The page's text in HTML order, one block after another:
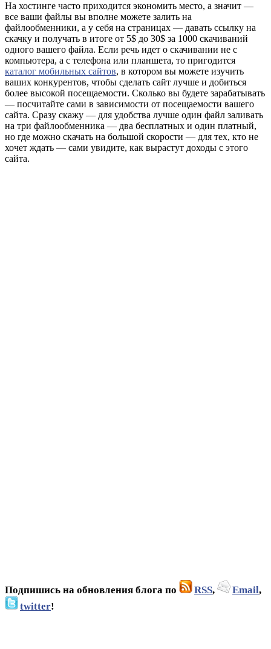
На хостинге часто приходится экономить место, а значит —
все ваши файлы вы вполне можете залить на
файлообменники, а у себя на страницах — давать ссылку на
скачку и получать в итоге от 5$ до 30$ за 1000 скачиваний
одного вашего файла. Если речь идет о скачивании не с
компьютера, а с телефона или планшета, то пригодится
каталог мобильных сайтов, в котором вы можете изучить
ваших конкурентов, чтобы сделать сайт лучше и добиться
более высокой посещаемости. Сколько вы будете зарабатывать
— посчитайте сами в зависимости от посещаемости вашего
сайта. Сразу скажу — для удобства лучше один файл заливать
на три файлообменника — два бесплатных и один платный,
но где можно скачать на большой скорости — для тех, кто не
хочет ждать — сами увидите, как вырастут доходы с этого
сайта.
Подпишись на обновления блога по RSS, Email,
twitter!